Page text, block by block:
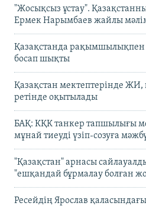
"Жосықсыз ұстау".
Ермек Нарымбаев жайлы
Қазақстанда рақымшылықпен
босап шықты
Қазақстан мектептерінде ЖИ,
ретінде оқытылады
БАҚ: КҚК танкер тапшылығы
мұнай тиеуді үзіп-созуға
"Қазақстан" арнасы
"ешқандай бұрмалау болған
Ресейдің Ярослав